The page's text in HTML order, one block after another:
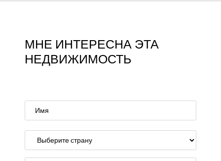
МНЕ ИНТЕРЕСНА ЭТА
НЕДВИЖИМОСТЬ